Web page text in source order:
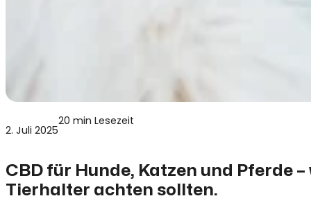
2. Juli 2025
20 min Lesezeit
CBD für Hunde, Katzen und Pferde
Tierhalter achten sollten.